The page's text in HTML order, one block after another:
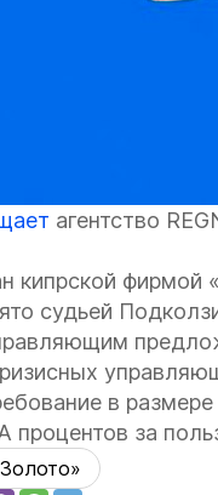
агентство
кипрской фирмой
судьей
в
за